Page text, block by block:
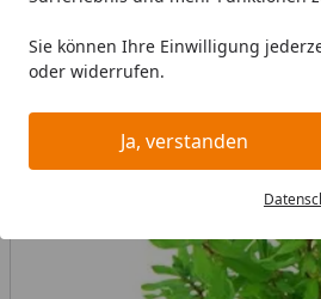
Sie können Ihre Einwilligung
oder widerrufen.
Ja, verstanden
Startseite